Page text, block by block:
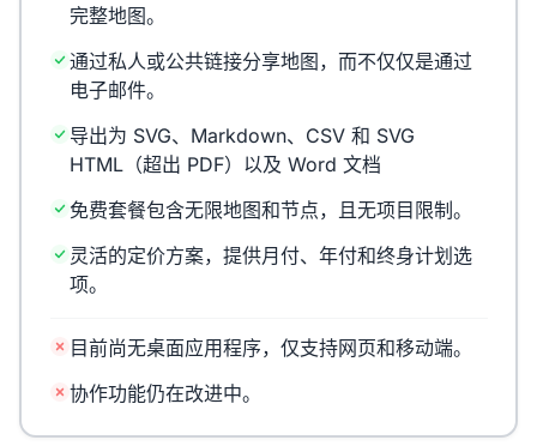
完整地图。
通过私人或公共链接分享地图，而不仅仅是通过
电子邮件。
导出为 SVG、Markdown、CSV 和 SVG
HTML（超出 PDF）以及 Word 文档
免费套餐包含无限地图和节点，且无项目限制。
灵活的定价方案，提供月付、年付和终身计划选
项。
目前尚无桌面应用程序，仅支持网页和移动端。
协作功能仍在改进中。